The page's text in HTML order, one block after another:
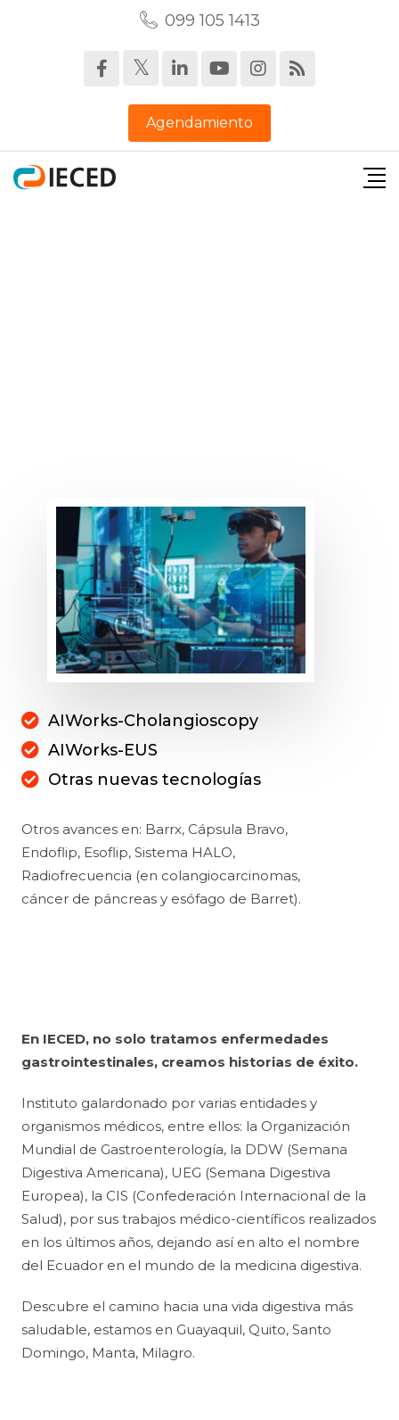
099 105 1413‬
Agendamiento
AIWorks-Cholangioscopy
AIWorks-EUS
Otras nuevas tecnologías
Otros avances en: Barrx, Cápsula Bravo,
Endoflip, Esoflip, Sistema HALO,
Radiofrecuencia (en colangiocarcinomas,
cáncer de páncreas y esófago de Barret).
En IECED, no solo tratamos enfermedades
gastrointestinales, creamos historias de éxito.
Instituto galardonado por varias entidades y
organismos médicos, entre ellos: la Organización
Mundial de Gastroenterología, la DDW (Semana
Digestiva Americana), UEG (Semana Digestiva
Europea), la CIS (Confederación Internacional de la
Salud), por sus trabajos médico-científicos realizados
en los últimos años, dejando así en alto el nombre
del Ecuador en el mundo de la medicina digestiva.
Descubre el camino hacia una vida digestiva más
saludable, estamos en Guayaquil, Quito, Santo
Domingo, Manta, Milagro.